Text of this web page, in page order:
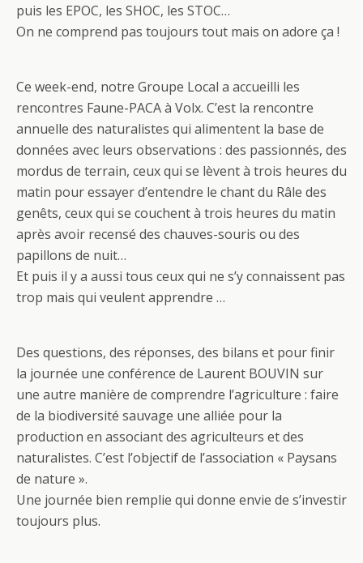
puis les EPOC, les SHOC, les STOC…
On ne comprend pas toujours tout mais on adore ça !
Ce week-end, notre Groupe Local a accueilli les
rencontres Faune-PACA à Volx. C’est la rencontre
annuelle des naturalistes qui alimentent la base de
données avec leurs observations : des passionnés, des
mordus de terrain, ceux qui se lèvent à trois heures du
matin pour essayer d’entendre le chant du Râle des
genêts, ceux qui se couchent à trois heures du matin
après avoir recensé des chauves-souris ou des
papillons de nuit…
Et puis il y a aussi tous ceux qui ne s’y connaissent pas
trop mais qui veulent apprendre …
Des questions, des réponses, des bilans et pour finir
la journée une conférence de Laurent BOUVIN sur
une autre manière de comprendre l’agriculture : faire
de la biodiversité sauvage une alliée pour la
production en associant des agriculteurs et des
naturalistes. C’est l’objectif de l’association « Paysans
de nature ».
Une journée bien remplie qui donne envie de s’investir
toujours plus.